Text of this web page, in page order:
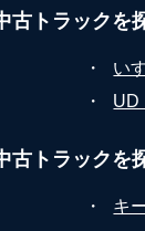
古トラックを
・
い
・ UD
古トラックを
・ キ